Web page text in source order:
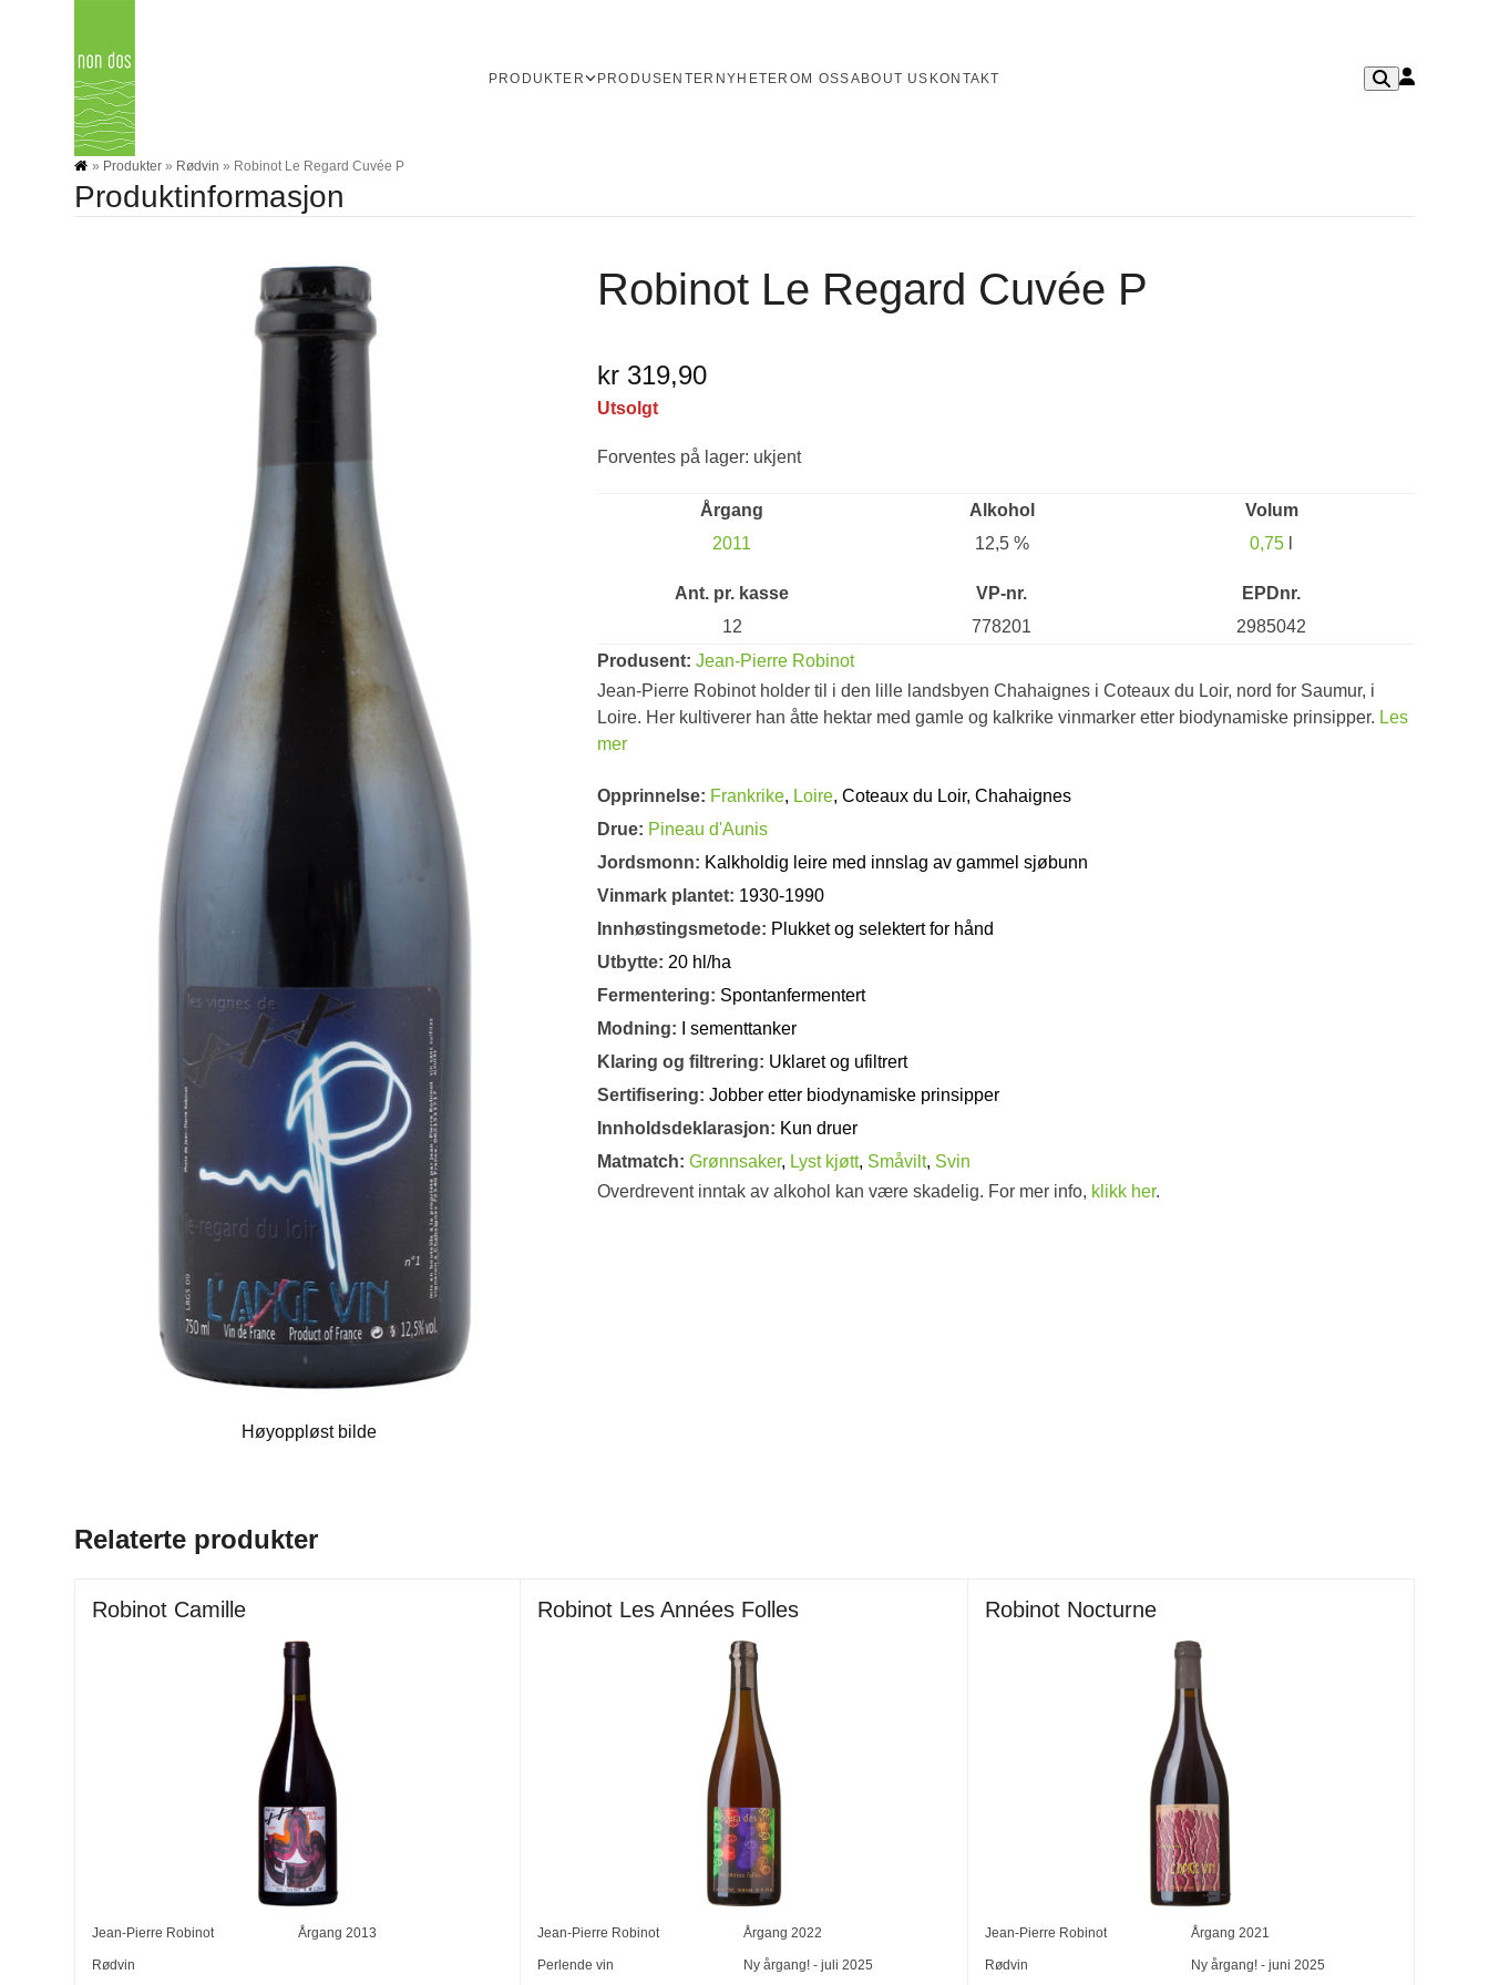
PRODUKTER PRODUSENTER NYHETER OM OSSABOUT US KONTAKT
» Produkter » Rødvin » Robinot Le Regard Cuvée P
Produktinformasjon
Høyoppløst bilde
Robinot Le Regard Cuvée P
kr 319,90
Utsolgt
Forventes på lager: ukjent
Årgang
2011
Alkohol
12,5 %
Volum
0,75
Ant. pr. kasse
12
VP-nr.
778201
EPDnr.
2985042
Produsent: Jean-Pierre Robinot
Jean-Pierre Robinot holder til i den lille landsbyen Chahaignes i Coteaux du Loir, nord for Saumur, i
Loire. Her kultiverer han åtte hektar med gamle og kalkrike vinmarker etter biodynamiske prinsipper. Les
mer
Opprinnelse: Frankrike, Loire, Coteaux du Loir, Chahaignes
Drue: Pineau d'Aunis
Jordsmonn: Kalkholdig leire med innslag av gammel sjøbunn
Vinmark plantet: 1930-1990
Innhøstingsmetode: Plukket og selektert for hånd
Utbytte: 20 hl/ha
Fermentering: Spontanfermentert
Modning:
I sementtanker
Klaring og filtrering: Uklaret og ufiltrert
Sertifisering: Jobber etter biodynamiske prinsipper
Innholdsdeklarasjon: Kun druer
Matmatch: Grønnsaker, Lyst kjøtt, Småvilt, Svin
Overdrevent inntak av alkohol kan være skadelig. For mer info, klikk her.
Relaterte produkter
Robinot Camille
Jean-Pierre Robinot Årgang 2013
Rødvin
Robinot Les Années Folles
Jean-Pierre Robinot Årgang2022
Perlende vin Ny årgang! - juli 2025
Robinot Nocturne
Jean-Pierre Robinot Årgang 2021
Rødvin Ny årgang! - juni 2025